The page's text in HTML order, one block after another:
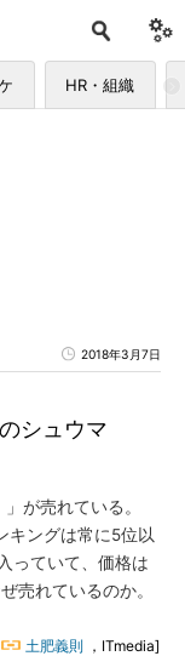
HR・組織
2018年3月7日
シュウマ
が売れている。
キングは常に5位以
っていて、価格は
売れているのか。
土肥義則 ，ITmedia]